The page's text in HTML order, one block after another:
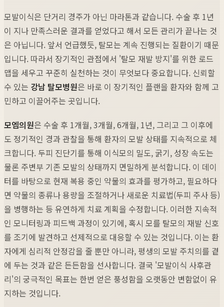
모발이식은 단거리 경주가 아닌 마라톤과 같습니다. 수술 후 1년
이 지나 만족스러운 결과를 얻었다고 해서 모든 관리가 끝나는 것
은 아닙니다. 앞서 언급했듯, 탈모는 계속 진행되는 질환이기 때문
입니다. 따라서 장기적인 관점에서 '탈모 재발 방지'를 위한 로드
맵을 세우고 꾸준히 실천하는 것이 무엇보다 중요합니다. 신뢰할
수 있는 강남 탈모병원은 바로 이 장기적인 플랜을 환자와 함께 고
민하고 이끌어주는 곳입니다.
모엠의원은 수술 후 1개월, 3개월, 6개월, 1년, 그리고 그 이후에
도 정기적인 경과 관찰을 통해 환자의 모발 상태를 지속적으로 체
크합니다. 두피 진단기를 통해 이식모의 밀도, 굵기, 성장 속도는
물론 주변부 기존 모발의 상태까지 면밀하게 분석합니다. 이 데이
터를 바탕으로 현재 복용 중인 약물의 효과를 평가하고, 필요하다
면 약물의 종류나 용량을 조절하거나 새로운 치료법(두피 주사 등)
을 병행하는 등 유연하게 치료 계획을 수정합니다. 이러한 지속적
인 모니터링과 피드백 과정이 있기에, 혹시 모를 탈모의 재발 신호
를 조기에 발견하고 선제적으로 대응할 수 있는 것입니다. 이는 환
자에게 심리적 안정감을 줄 뿐만 아니라, 평생의 모발 주치의를 곁
에 두는 것과 같은 든든함을 선사합니다. 결국 '모발이식 사후관
리'의 궁극적인 목표는 한번 얻은 풍성함을 오랫동안 변함없이 유
지하는 것입니다.